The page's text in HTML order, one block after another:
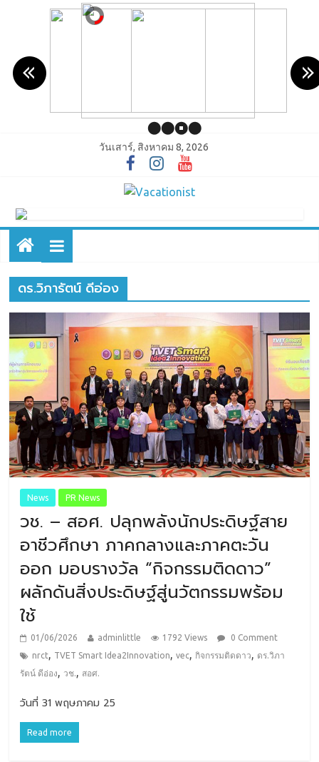
วันเสาร์, สิงหาคม 8, 2026
ดร.วิภารัตน์ ดีอ่อง
News PR News
วช. – สอศ. ปลุกพลังนักประดิษฐ์สาย
อาชีวศึกษา ภาคกลางและภาคตะวัน
ออก มอบรางวัล “กิจกรรมติดดาว”
ผลักดันสิ่งประดิษฐ์สู่นวัตกรรมพร้อม
ใช้
01/06/2026 adminlittle 1792 Views
0 Comment
nrct, TVET Smart Idea2Innovation,vec,กิจกรรมติดดาว, ดร.วิภา
รัตน์ ดีอ่อง, วช., สอศ.
วันที่ 31 พฤษภาคม 25
Read more